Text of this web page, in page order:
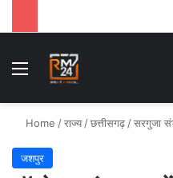
Menu
Home /राज्य /छत्तीसगढ़ /सरगुजा
जशपुर